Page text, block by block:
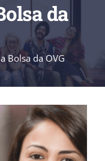
da
Bolsa da OVG